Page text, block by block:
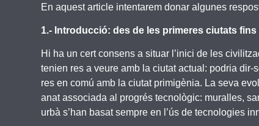
En aquest article intentarem donar algunes
1.- Introducció: des de les primeres ciutats fins
Hi ha un cert consens a situar l’inici de les
tenien res a veure amb la ciutat actual: podria
res en comú amb la ciutat primigènia. La seva
anat associada al progrés tecnològic: muralles,
urbà s’han basat sempre en l’ús de tecnologies